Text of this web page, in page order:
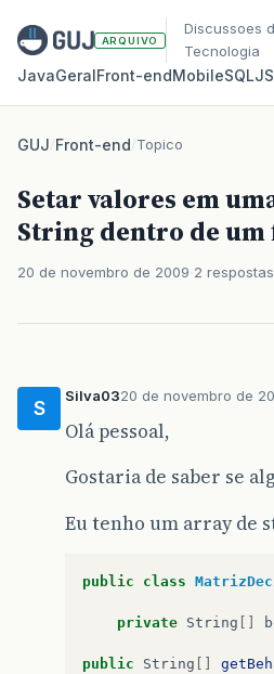
ARQUIVO
Discussoes
Tecnologia
JavaGeralFront‑endMobileSQLJS
GUJ/Front-end/Topico
Setar valores em
String dentro de
20 de novembro de 2009 2 respostas
S
Silva0320 de novembro de
Olá pessoal,
Gostaria de saber se
Eu tenho um array de
public class
private String
public String